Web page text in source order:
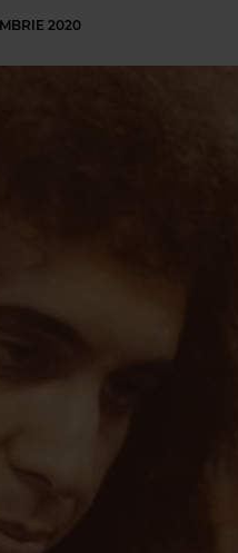
2020